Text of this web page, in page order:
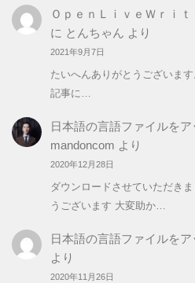
ＯｐｅｎＬｉｖｅＷｒｉ
に とんちゃん より
2021年9月7日
たいへんありがとうございま
記事に…
日本語の言語ファイルをア
mandoncom より
2020年12月28日
ダウンロードさせていただき
うございます 大変助か…
日本語の言語ファイルをア
より
2020年11月26日